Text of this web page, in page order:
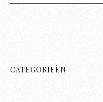
CATEGORIEËN